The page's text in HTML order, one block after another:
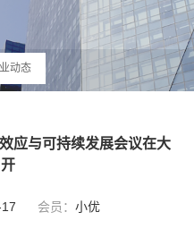
动态
应与可持续发展会议在大
会员： 小优